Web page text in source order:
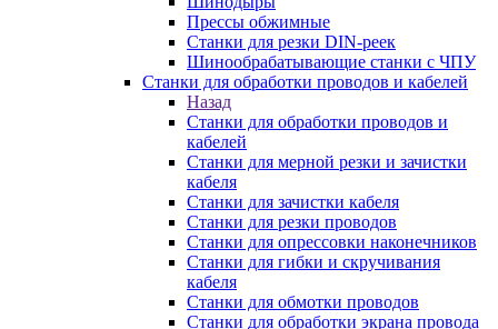
Прессы обжимные
Станки для резки DIN-реек
Шинообрабатывающие станки с ЧПУ
Станки для обработки проводов и кабелей
Назад
Станки для обработки проводов и
кабелей
Станки для мерной резки и зачистки
кабеля
Станки для зачистки кабеля
Станки для резки проводов
Станки для опрессовки наконечников
Станки для гибки и скручивания
кабеля
Станки для обмотки проводов
Станки для обработки экрана провода